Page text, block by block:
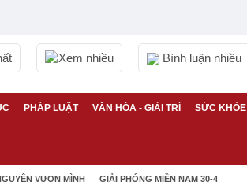
Xem nhiều Bình luận nhiều
PHÁP LUẬT VĂN HÓA - GIẢI TRÍ SỨC KHỎE
VƯƠN MÌNH GIẢI PHÓNG MIỀN NAM 30-4